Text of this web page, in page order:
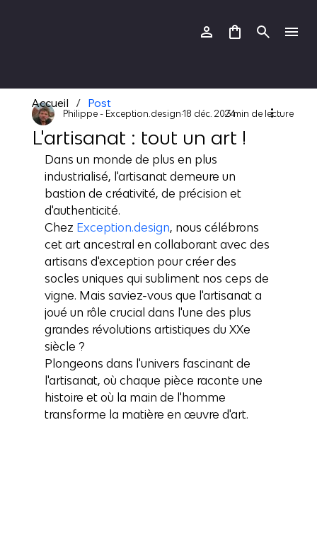
L'artisanat : tout un art !
Philippe - Exception.design18 déc. 20243 min de lecture
Dans un monde de plus en plus
industrialisé, l'artisanat demeure un
bastion de créativité, de précision et
d'authenticité.
Chez Exception.design, nous célébrons
cet art ancestral en collaborant avec des
artisans d'exception pour créer des
socles uniques qui subliment nos ceps de
vigne. Mais saviez-vous que l'artisanat a
joué un rôle crucial dans l'une des plus
grandes révolutions artistiques du XXe
siècle ?
Plongeons dans l'univers fascinant de
l'artisanat, où chaque pièce raconte une
histoire et où la main de l'homme
transforme la matière en œuvre d'art.
Accueil / Post